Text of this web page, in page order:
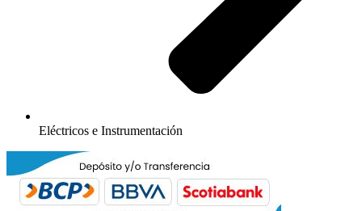
Eléctricos e Instrumentación